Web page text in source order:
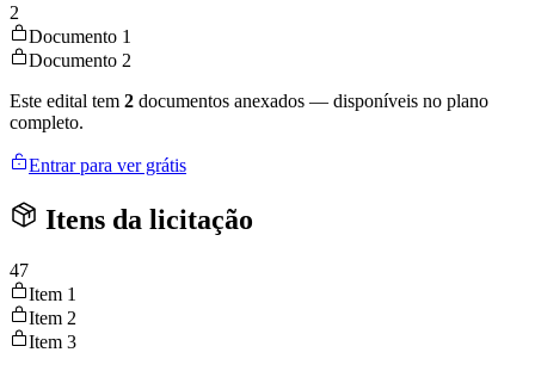
2
Documento 1
Documento 2
Este edital tem 2 documentos anexados — disponíveis no plano
completo.
Entrar para ver grátis
Itens da licitação
47
Item 1
Item 2
Item 3